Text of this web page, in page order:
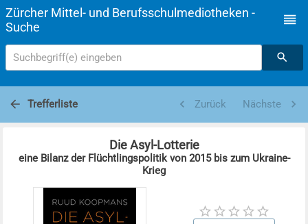
Zürcher Mittel- und Berufsschulmediotheken -
Suche
Suchbegriff(e) eingeben
Trefferliste Zurück Nächste
Die Asyl-Lotterie
eine Bilanz der Flüchtlingspolitik von 2015 bis zum Ukraine-
Krieg